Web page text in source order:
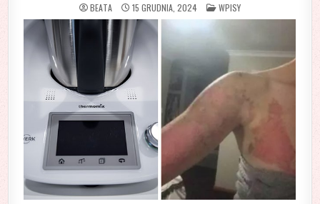
BEATA 15 GRUDNIA, 2024 POSTED
IN
WPISY